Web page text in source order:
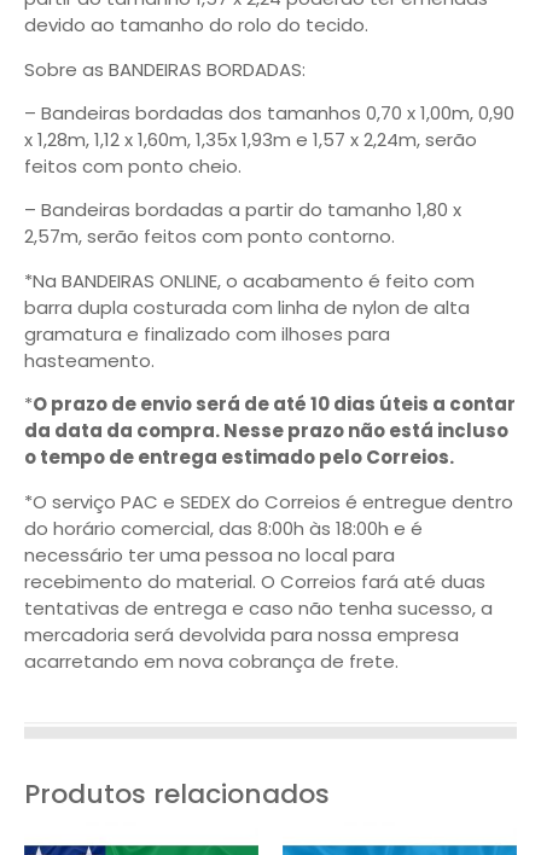
devido ao tamanho do rolo do tecido.
Sobre as BANDEIRAS BORDADAS:
– Bandeiras bordadas dos tamanhos 0,70 x 1,00m, 0,90
x 1,28m, 1,12 x 1,60m, 1,35x 1,93m e 1,57 x 2,24m, serão
feitos com ponto cheio.
– Bandeiras bordadas a partir do tamanho 1,80 x
2,57m, serão feitos com ponto contorno.
*Na BANDEIRAS ONLINE, o acabamento é feito com
barra dupla costurada com linha de nylon de alta
gramatura e finalizado com ilhoses para
hasteamento.
*O prazo de envio será de até 10 dias úteis a contar
da data da compra. Nesse prazo não está incluso
o tempo de entrega estimado pelo Correios.
*O serviço PAC e SEDEX do Correios é entregue dentro
do horário comercial, das 8:00h às 18:00h e é
necessário ter uma pessoa no local para
recebimento do material. O Correios fará até duas
tentativas de entrega e caso não tenha sucesso, a
mercadoria será devolvida para nossa empresa
acarretando em nova cobrança de frete.
Produtos relacionados